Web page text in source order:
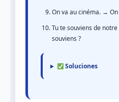
On va au cinéma. → On
Tu te souviens de notre
souviens ?
Soluciones